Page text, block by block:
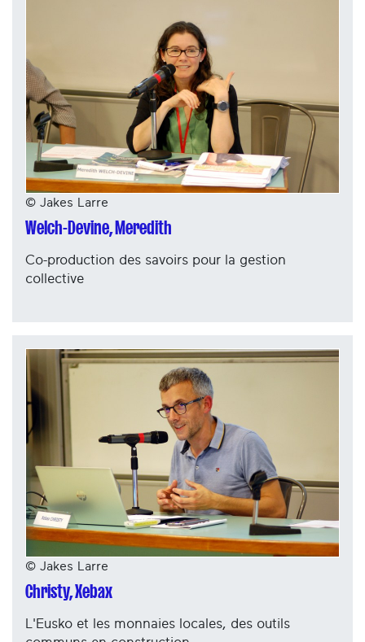
© Jakes Larre
Welch-Devine, Meredith
Co-production des savoirs pour la gestion
collective
© Jakes Larre
Christy, Xebax
L'Eusko et les monnaies locales, des outils